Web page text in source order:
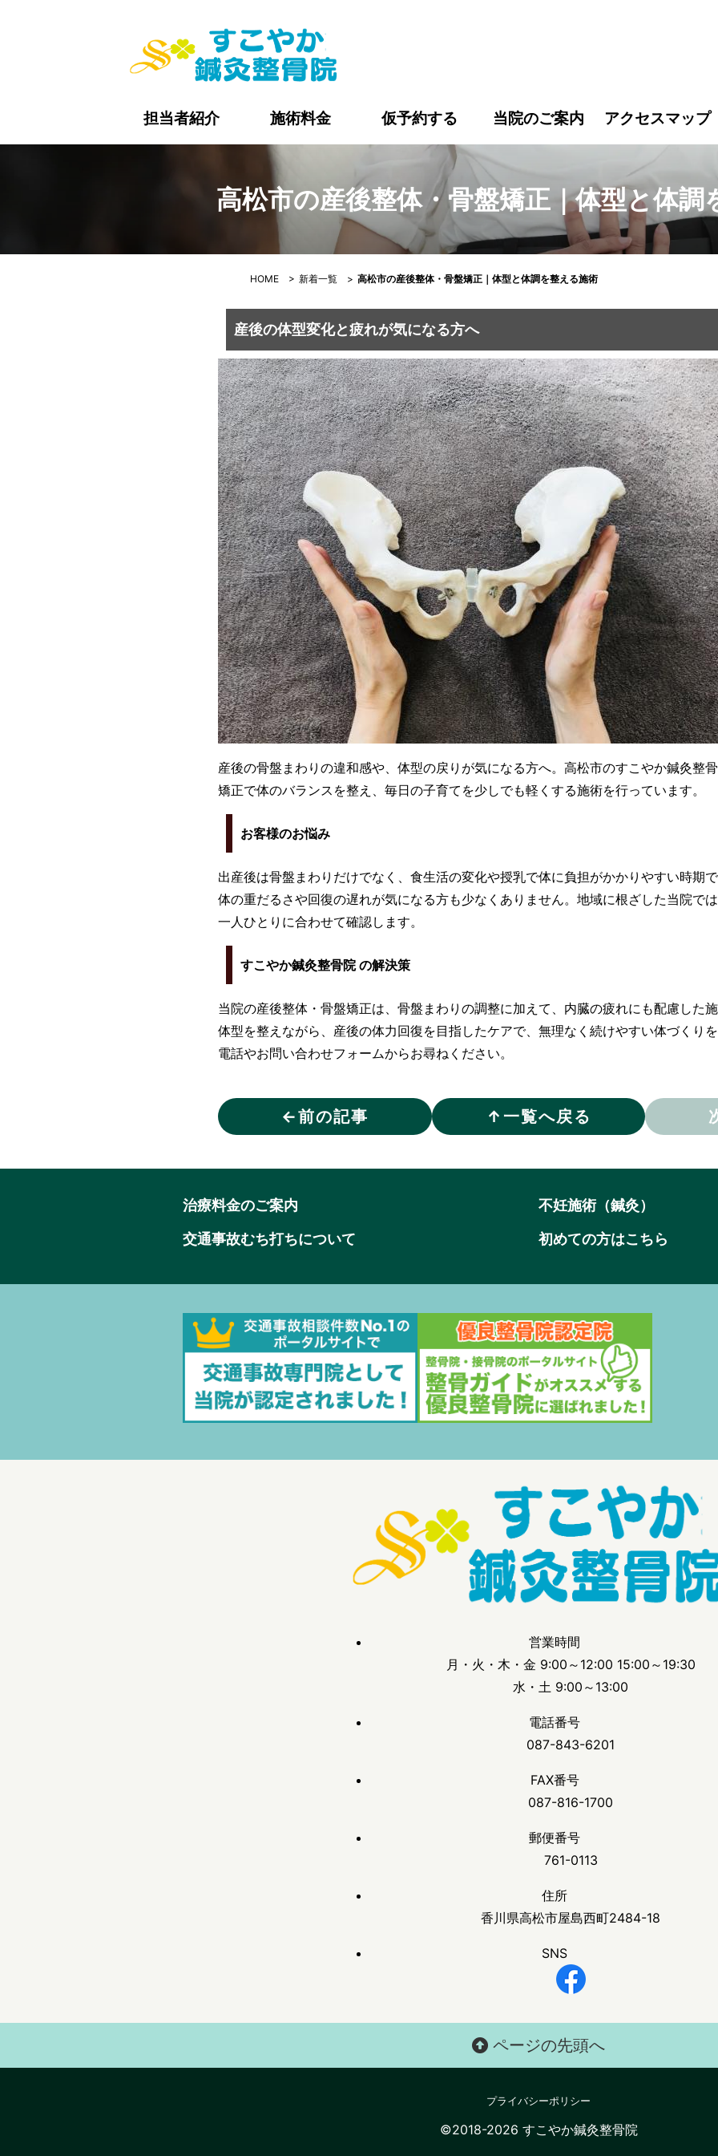
高松市の産後整体・骨盤矯正｜体型と体調を整える施術｜すこ
担当者紹介 施術料金 仮予約する 当院のご案内 アクセスマップ
高松市の産後整体・骨盤矯正｜体型と体調
HOME > 新着一覧 > 高松市の産後整体・骨盤矯正｜体型と体調を整える施術
産後の体型変化と疲れが気になる方へ
産後の骨盤まわりの違和感や、体型の戻りが気になる方へ。高松市のすこやか鍼灸整
矯正で体のバランスを整え、毎日の子育てを少しでも軽くする施術を行っています。
お客様のお悩み
出産後は骨盤まわりだけでなく、食生活の変化や授乳で体に負担がかかりやすい時期で
体の重だるさや回復の遅れが気になる方も少なくありません。地域に根ざした当院で
一人ひとりに合わせて確認します。
すこやか鍼灸整骨院 の解決策
当院の産後整体・骨盤矯正は、骨盤まわりの調整に加えて、内臓の疲れにも配慮した施
体型を整えながら、産後の体力回復を目指したケアで、無理なく続けやすい体づくり
電話やお問い合わせフォームからお尋ねください。
←前の記事 ↑ 一覧へ戻る
治療料金のご案内
不妊施術（鍼灸）
交通事故むち打ちについて
初めての方はこちら
営業時間
月・火・木・金 9:00～12:00 15:00～19:30
水・土 9:00～13:00
電話番号
087-843-6201
FAX番号
087-816-1700
郵便番号
761-0113
住所
香川県高松市屋島西町2484-18
SNS
ページの先頭へ
プライバシーポリシー
©2018-2026 すこやか鍼灸整骨院